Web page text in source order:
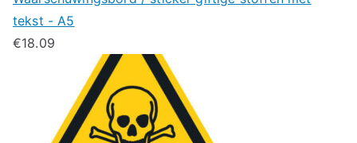
tekst - A5
€18.09